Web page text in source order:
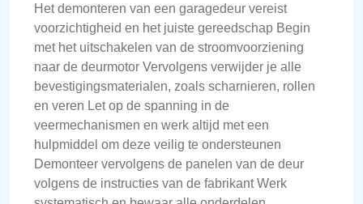
Het demonteren van een garagedeur vereist
voorzichtigheid en het juiste gereedschap Begin
met het uitschakelen van de stroomvoorziening
naar de deurmotor Vervolgens verwijder je alle
bevestigingsmaterialen, zoals scharnieren, rollen
en veren Let op de spanning in de
veermechanismen en werk altijd met een
hulpmiddel om deze veilig te ondersteunen
Demonteer vervolgens de panelen van de deur
volgens de instructies van de fabrikant Werk